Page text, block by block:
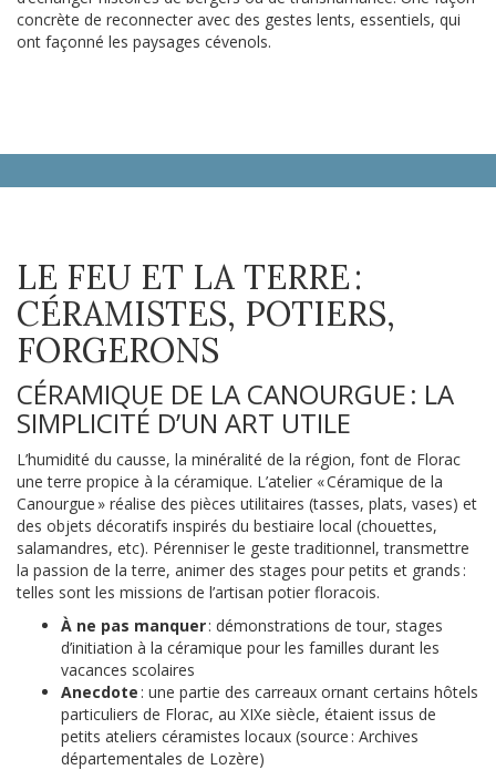
concrète de reconnecter avec des gestes lents, essentiels, qui
ont façonné les paysages cévenols.
LE FEU ET LA TERRE :
CÉRAMISTES, POTIERS,
FORGERONS
CÉRAMIQUE DE LA CANOURGUE : LA
SIMPLICITÉ D’UN ART UTILE
L’humidité du causse, la minéralité de la région, font de Florac
une terre propice à la céramique. L’atelier « Céramique de la
Canourgue » réalise des pièces utilitaires (tasses, plats, vases) et
des objets décoratifs inspirés du bestiaire local (chouettes,
salamandres, etc). Pérenniser le geste traditionnel, transmettre
la passion de la terre, animer des stages pour petits et grands :
telles sont les missions de l’artisan potier floracois.
À ne pas manquer: démonstrations de tour, stages
d’initiation à la céramique pour les familles durant les
vacances scolaires
Anecdote : une partie des carreaux ornant certains hôtels
particuliers de Florac, au XIXe siècle, étaient issus de
petits ateliers céramistes locaux (source : Archives
départementales de Lozère)